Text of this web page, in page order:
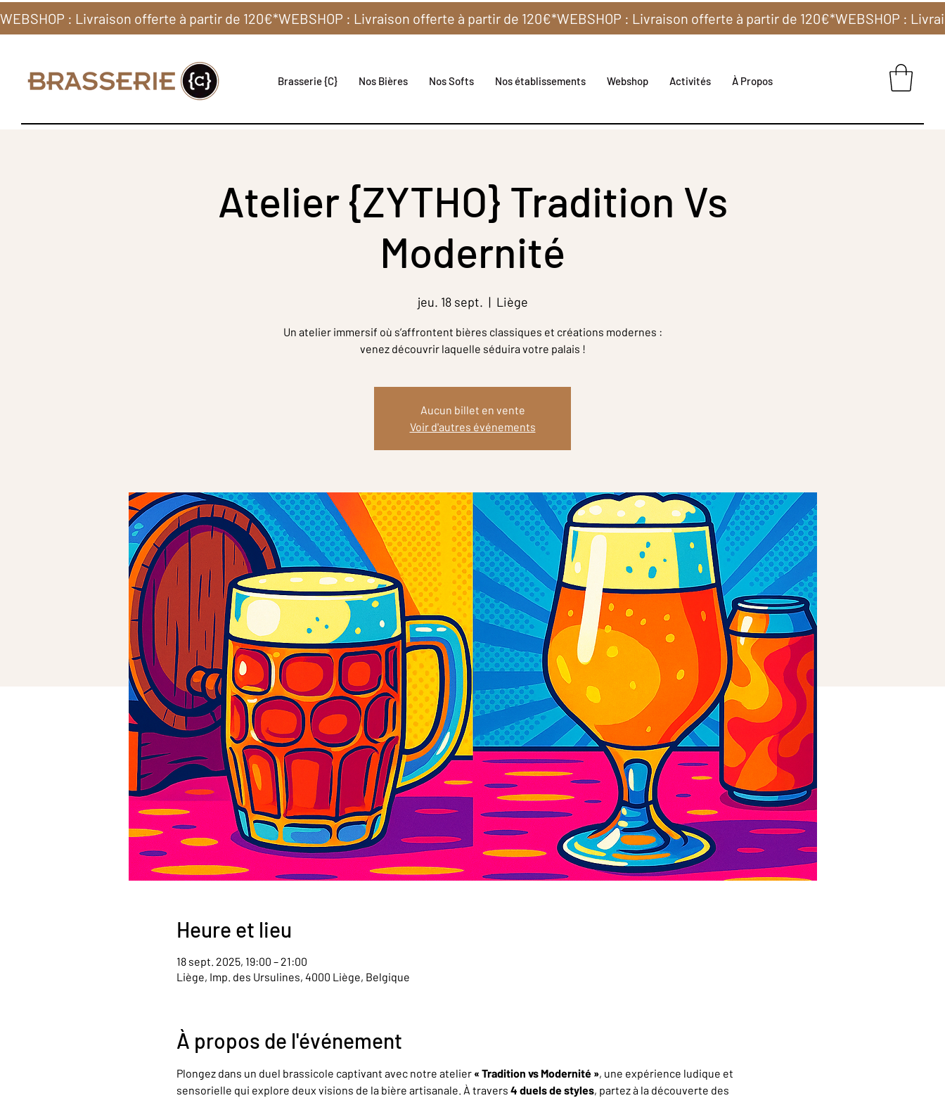
WEBSHOP : Livraison offerte à partir de 120€*
Brasserie {C} Nos Bières Nos Softs Nos établissements Webshop Activités À Propos
Atelier {ZYTHO} Tradition Vs
Modernité
jeu. 18 sept.
  |
Liège
Un atelier immersif où s’affrontent bières classiques et créations modernes :
venez découvrir laquelle séduira votre palais !
Aucun billet en vente
Voir d'autres événements
Heure et lieu
18 sept. 2025, 19:00 – 21:00
Liège, Imp. des Ursulines, 4000 Liège, Belgique
À propos de l'événement
Plongez dans un duel brassicole captivant avec notre atelier « Tradition vs Modernité », une expérience ludique et
sensorielle qui explore deux visions de la bière artisanale. À travers 4 duels de styles, partez à la découverte des